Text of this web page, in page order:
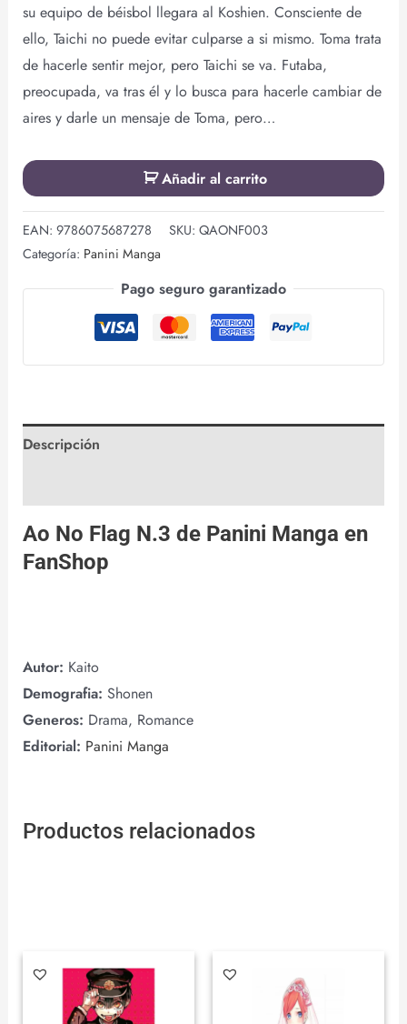
su equipo de béisbol llegara al Koshien. Consciente de
ello, Taichi no puede evitar culparse a si mismo. Toma trata
de hacerle sentir mejor, pero Taichi se va. Futaba,
preocupada, va tras él y lo busca para hacerle cambiar de
aires y darle un mensaje de Toma, pero…
Añadir al carrito
EAN: 9786075687278 SKU: QAONF003
Categoría: Panini Manga
Pago seguro garantizado
Descripción
Ao No Flag N.3 de Panini Manga en
FanShop
Autor: Kaito
Demografia: Shonen
Generos: Drama, Romance
Editorial: Panini Manga
Productos relacionados